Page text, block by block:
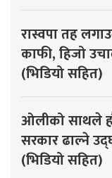
रास्वपा तह
काफी, हिजो
(भिडियो सहित)
ओलीको साथले
सरकार ढाल्ने
(भिडियो सहित)